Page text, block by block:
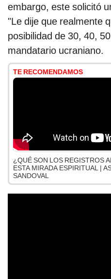
embargo, este solicitó
"Le dije que realmente
posibilidad de 30, 40,
mandatario ucraniano.
TE RECOMENDAMOS
¿QUÉ SON LOS REGISTROS
ESTA MIRADA ESPIRITUAL |
SANDOVAL